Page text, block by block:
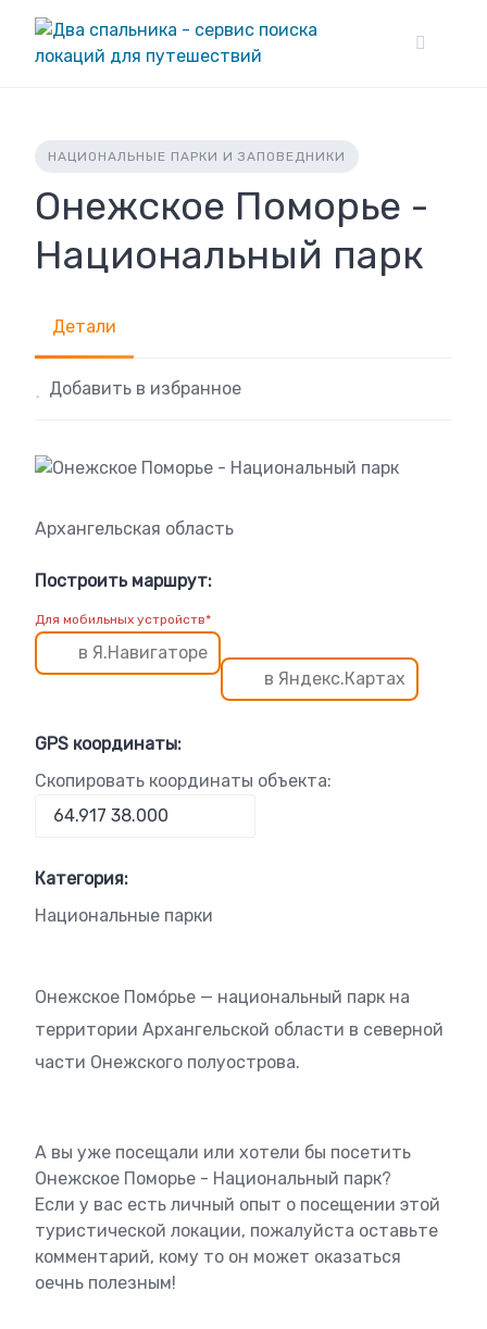
content
НАЦИОНАЛЬНЫЕ ПАРКИ И ЗАПОВЕДНИКИ
Онежское Поморье -
Национальный парк
Детали
Добавить в избранное
Архангельская область
Построить маршрут:
Для мобильных устройств*
в Я.Навигаторе
в Яндекс.Картах
GPS координаты:
Скопировать координаты объекта:
Категория:
Национальные парки
Онежское Помо́рье — национальный парк на
территории Архангельской области в северной
части Онежского полуострова.
А вы уже посещали или хотели бы посетить
Онежское Поморье - Национальный парк?
Если у вас есть личный опыт о посещении этой
туристической локации, пожалуйста оставьте
комментарий, кому то он может оказаться
оечнь полезным!